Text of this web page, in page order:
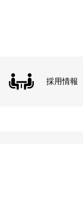
採用情報